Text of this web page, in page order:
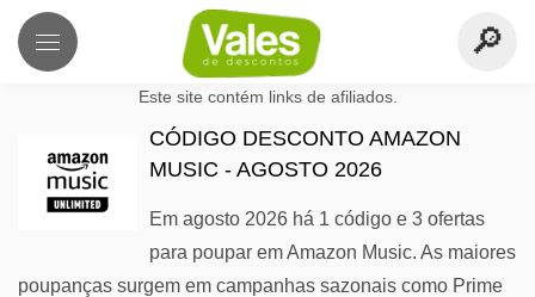
Este site contém links de afiliados.
CÓDIGO DESCONTO AMAZON
MUSIC - AGOSTO 2026
Em agosto 2026 há 1 código e 3 ofertas
para poupar em Amazon Music. As maiores
poupanças surgem em campanhas sazonais como Prime